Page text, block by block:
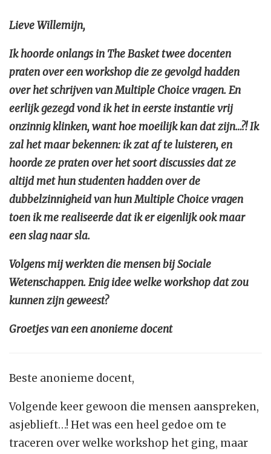
Lieve Willemijn,
Ik hoorde onlangs in The Basket twee docenten
praten over een workshop die ze gevolgd hadden
over het schrijven van Multiple Choice vragen. En
eerlijk gezegd vond ik het in eerste instantie vrij
onzinnig klinken, want hoe moeilijk kan dat zijn…?! Ik
zal het maar bekennen: ik zat af te luisteren, en
hoorde ze praten over het soort discussies dat ze
altijd met hun studenten hadden over de
dubbelzinnigheid van hun Multiple Choice vragen
toen ik me realiseerde dat ik er eigenlijk ook maar
een slag naar sla.
Volgens mij werkten die mensen bij Sociale
Wetenschappen. Enig idee welke workshop dat zou
kunnen zijn geweest?
Groetjes van een anonieme docent
Beste anonieme docent,
Volgende keer gewoon die mensen aanspreken,
asjeblieft…! Het was een heel gedoe om te
traceren over welke workshop het ging, maar